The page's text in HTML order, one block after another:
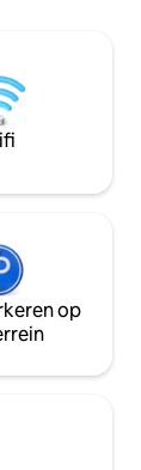
wandeling
steile
klif.
via
op